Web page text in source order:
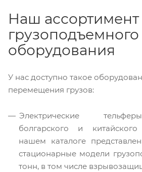
Наш ассортимент
грузоподъемного
оборудования
У нас доступно такое
перемещения грузов:
Электрические
болгарского и
нашем каталоге
стационарные модели
тонн, в том числе